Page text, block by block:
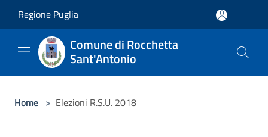
Regione Puglia
Comune di Rocchetta
Sant'Antonio
Home > Elezioni R.S.U. 2018